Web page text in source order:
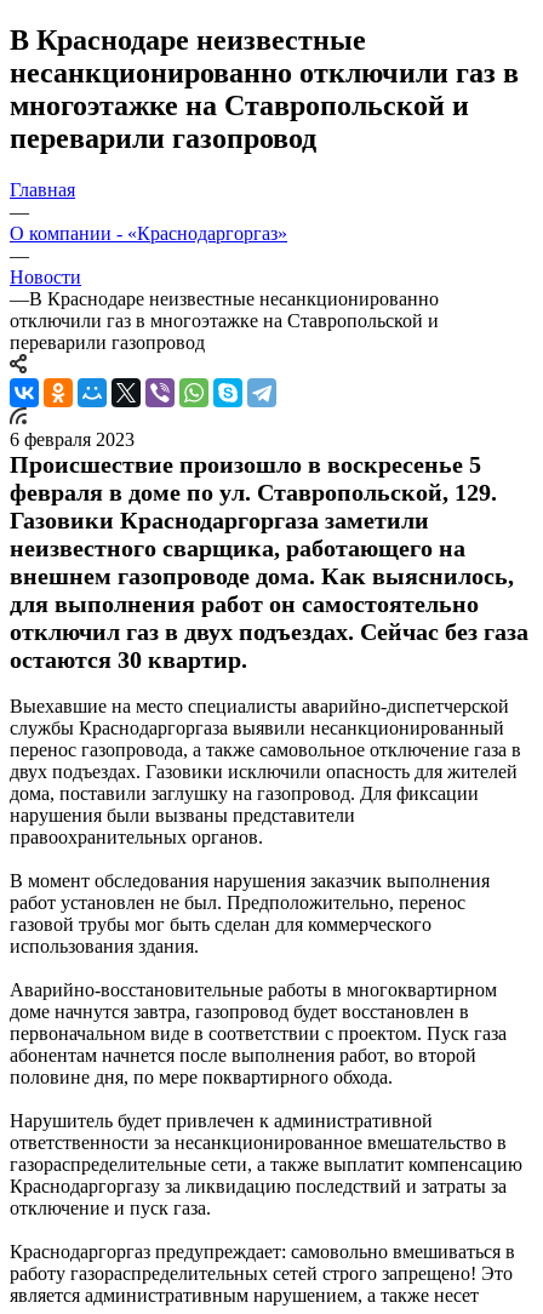
В Краснодаре неизвестные
несанкционированно отключили газ в
многоэтажке на Ставропольской и
переварили газопровод
Главная
—
О компании - «Краснодаргоргаз»
—
Новости
—В Краснодаре неизвестные несанкционированно
отключили газ в многоэтажке на Ставропольской и
переварили газопровод
6 февраля 2023
Происшествие произошло в воскресенье 5
февраля в доме по ул. Ставропольской, 129.
Газовики Краснодаргоргаза заметили
неизвестного сварщика, работающего на
внешнем газопроводе дома. Как выяснилось,
для выполнения работ он самостоятельно
отключил газ в двух подъездах. Сейчас без газа
остаются 30 квартир.
Выехавшие на место специалисты аварийно-диспетчерской
службы Краснодаргоргаза выявили несанкционированный
перенос газопровода, а также самовольное отключение газа в
двух подъездах. Газовики исключили опасность для жителей
дома, поставили заглушку на газопровод. Для фиксации
нарушения были вызваны представители
правоохранительных органов.
В момент обследования нарушения заказчик выполнения
работ установлен не был. Предположительно, перенос
газовой трубы мог быть сделан для коммерческого
использования здания.
Аварийно-восстановительные работы в многоквартирном
доме начнутся завтра, газопровод будет восстановлен в
первоначальном виде в соответствии с проектом. Пуск газа
абонентам начнется после выполнения работ, во второй
половине дня, по мере поквартирного обхода.
Нарушитель будет привлечен к административной
ответственности за несанкционированное вмешательство в
газораспределительные сети, а также выплатит компенсацию
Краснодаргоргазу за ликвидацию последствий и затраты за
отключение и пуск газа.
Краснодаргоргаз предупреждает: самовольно вмешиваться в
работу газораспределительных сетей строго запрещено! Это
является административным нарушением, а также несет